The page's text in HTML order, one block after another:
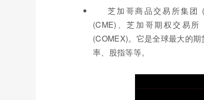
芝加哥商品交易所集团
(CME)、芝加哥期权交易
(COMEX)。它是全球最大的
率、股指等等。